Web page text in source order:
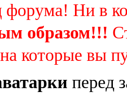
форума! Ни в
образом!!!
которые вы
перед